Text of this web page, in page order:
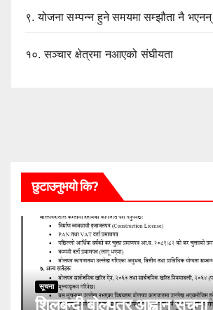
९.योजना सम्पन्न हुने समयमा सम्झौता नै भएनन्
१०.सञ्चार क्षेत्रमा नआएको संघीयता
छुटाउनुभयो कि?
सूचना
शिलबन्दी बोलपत्र आह्वान सूचना